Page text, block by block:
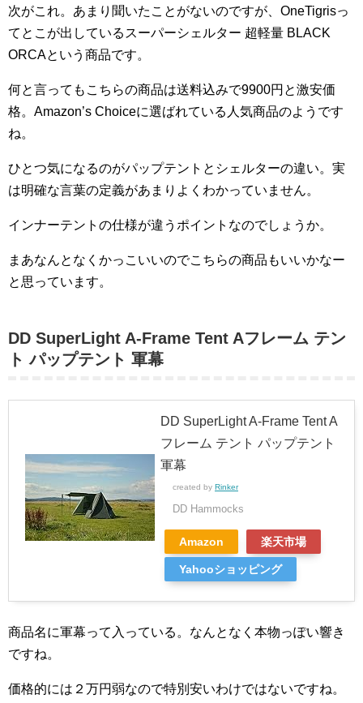
次がこれ。あまり聞いたことがないのですが、OneTigrisっ
てとこが出しているスーパーシェルター 超軽量 BLACK
ORCAという商品です。
何と言ってもこちらの商品は送料込みで9900円と激安価
格。Amazon’s Choiceに選ばれている人気商品のようです
ね。
ひとつ気になるのがパップテントとシェルターの違い。実
は明確な言葉の定義があまりよくわかっていません。
インナーテントの仕様が違うポイントなのでしょうか。
まあなんとなくかっこいいのでこちらの商品もいいかなー
と思っています。
DD SuperLight A-Frame Tent Aフレーム テン
ト パップテント 軍幕
DD SuperLight A-Frame Tent A
フレーム テント パップテント
軍幕
created by Rinker
DD Hammocks
Amazon 楽天市場
Yahooショッピング
商品名に軍幕って入っている。なんとなく本物っぽい響き
ですね。
価格的には２万円弱なので特別安いわけではないですね。